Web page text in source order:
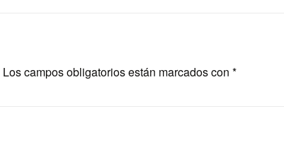
Los campos obligatorios están marcados con *